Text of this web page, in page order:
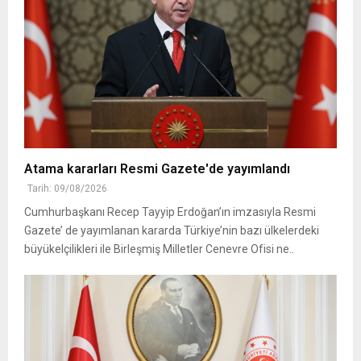
Atama kararları Resmi Gazete'de yayımlandı
Tarih: 09/08/2026
Cumhurbaşkanı Recep Tayyip Erdoğan’ın imzasıyla Resmi
Gazete’ de yayımlanan kararda Türkiye’nin bazı ülkelerdeki
büyükelçilikleri ile Birleşmiş Milletler Cenevre Ofisi ne..